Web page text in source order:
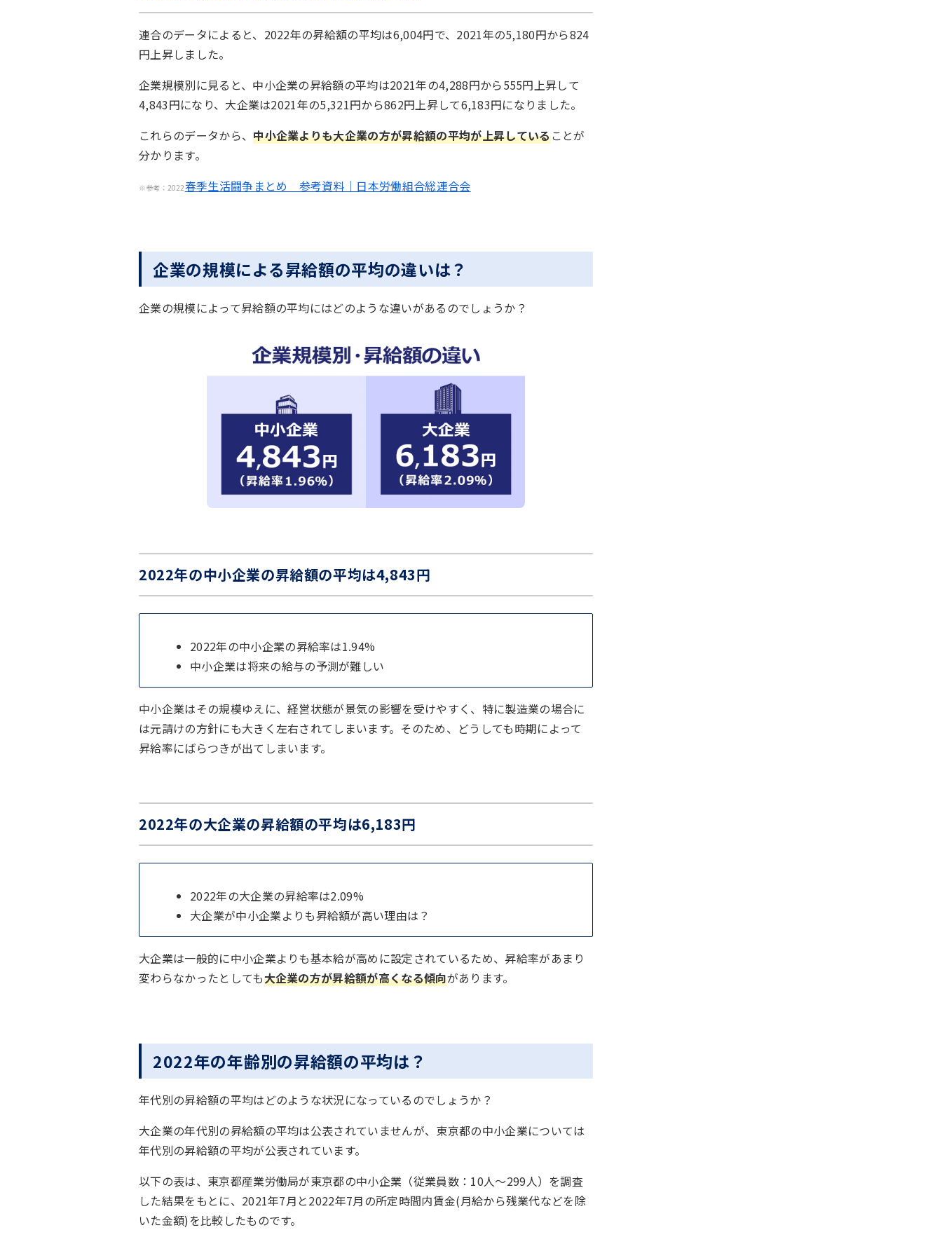
連合のデータによると、2022年の昇給額の平均は6,004円で、2021年の5,180円から824
円上昇しました。
企業規模別に見ると、中小企業の昇給額の平均は2021年の4,288円から555円上昇して
4,843円になり、大企業は2021年の5,321円から862円上昇して6,183円になりました。
これらのデータから、中小企業よりも大企業の方が昇給額の平均が上昇していることが
分かります。
※参考：2022春季生活闘争まとめ 参考資料｜日本労働組合総連合会
企業の規模による昇給額の平均の違いは？
企業の規模によって昇給額の平均にはどのような違いがあるのでしょうか？
2022年の中小企業の昇給額の平均は4,843円
2022年の中小企業の昇給率は1.94%
中小企業は将来の給与の予測が難しい
中小企業はその規模ゆえに、経営状態が景気の影響を受けやすく、特に製造業の場合に
は元請けの方針にも大きく左右されてしまいます。そのため、どうしても時期によって
昇給率にばらつきが出てしまいます。
2022年の大企業の昇給額の平均は6,183円
2022年の大企業の昇給率は2.09%
大企業が中小企業よりも昇給額が高い理由は？
大企業は一般的に中小企業よりも基本給が高めに設定されているため、昇給率があまり
変わらなかったとしても大企業の方が昇給額が高くなる傾向があります。
2022年の年齢別の昇給額の平均は？
年代別の昇給額の平均はどのような状況になっているのでしょうか？
大企業の年代別の昇給額の平均は公表されていませんが、東京都の中小企業については
年代別の昇給額の平均が公表されています。
以下の表は、東京都産業労働局が東京都の中小企業（従業員数：10人～299人）を調査
した結果をもとに、2021年7月と2022年7月の所定時間内賃金(月給から残業代などを除
いた金額)を比較したものです。